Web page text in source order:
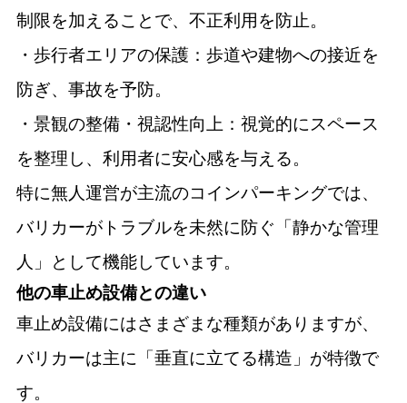
制限を加えることで、不正利用を防止。
・歩行者エリアの保護：歩道や建物への接近を
防ぎ、事故を予防。
・景観の整備・視認性向上：視覚的にスペース
を整理し、利用者に安心感を与える。
特に無人運営が主流のコインパーキングでは、
バリカーがトラブルを未然に防ぐ「静かな管理
人」として機能しています。
他の車止め設備との違い
車止め設備にはさまざまな種類がありますが、
バリカーは主に「垂直に立てる構造」が特徴で
す。